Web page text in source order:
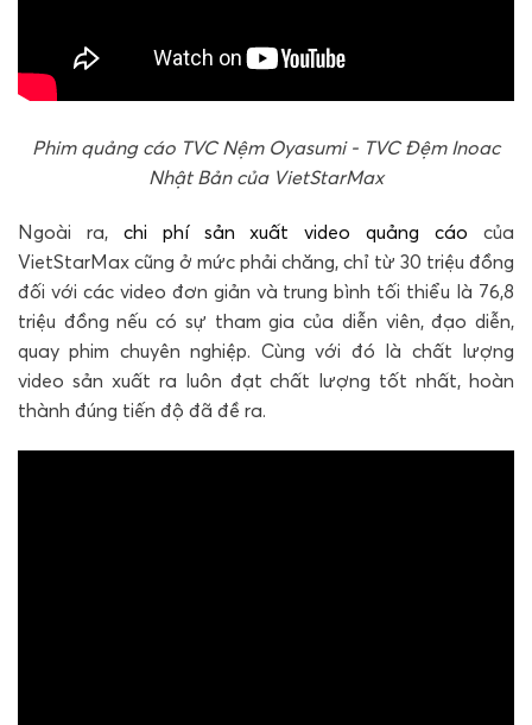
Phim quảng cáo TVC Nệm Oyasumi - TVC Đệm Inoac
Nhật Bản của VietStarMax
Ngoài ra, chi phí sản xuất video quảng cáo của
VietStarMax cũng ở mức phải chăng, chỉ từ 30 triệu đồng
đối với các video đơn giản và trung bình tối thiểu là 76,8
triệu đồng nếu có sự tham gia của diễn viên, đạo diễn,
quay phim chuyên nghiệp. Cùng với đó là chất lượng
video sản xuất ra luôn đạt chất lượng tốt nhất, hoàn
thành đúng tiến độ đã đề ra.